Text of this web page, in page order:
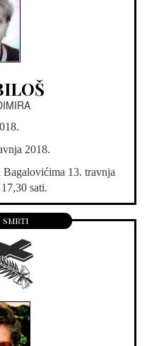
2018.
13. travnja
sati.
smrti